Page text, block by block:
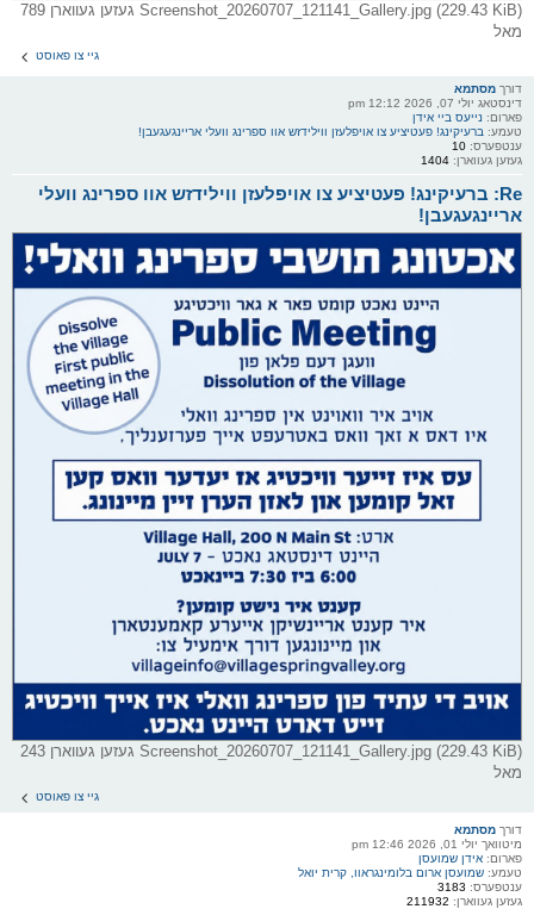
Screenshot_20260707_121141_Gallery.jpg (229.43 KiB) געזען געווארן 789
מאל
גיי צו פאוסט
דורך מסתמא
דינסטאג יולי 07, 2026 12:12 pm
פארום: נייעס ביי אידן
טעמע: ברעיקינג! פעטיציע צו אויפלעזן ווילידזש אוו ספרינג וועלי אריינגעגעבן!
ענטפערס: 10
געזען געווארן: 1404
Re: ברעיקינג! פעטיציע צו אויפלעזן ווילידזש אוו ספרינג וועלי
אריינגעגעבן!
Screenshot_20260707_121141_Gallery.jpg (229.43 KiB) געזען געווארן 243
מאל
גיי צו פאוסט
דורך מסתמא
מיטוואך יולי 01, 2026 12:46 pm
פארום: אידן שמועסן
טעמע: שמועסן ארום בלומינגראוו, קרית יואל
ענטפערס: 3183
געזען געווארן: 211932